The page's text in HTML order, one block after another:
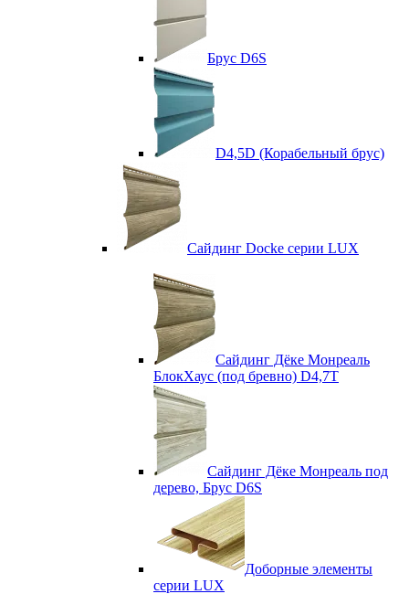
Брус D6S
D4,5D (Корабельный брус)
Сайдинг Docke серии LUX
Сайдинг Дёке Монреаль
БлокХаус (под бревно) D4,7T
Сайдинг Дёке Монреаль под
дерево, Брус D6S
Доборные элементы
серии LUX